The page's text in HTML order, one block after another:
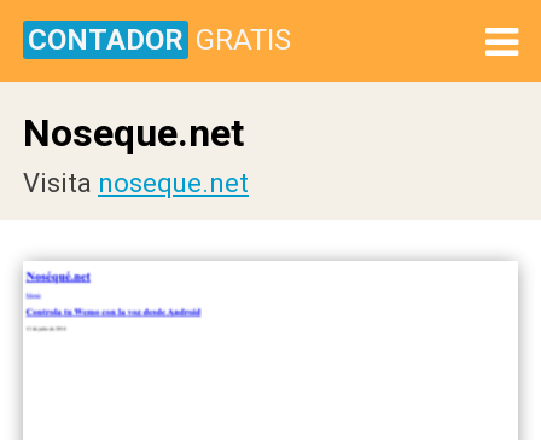
CONTADOR GRATIS
Noseque.net
Visita noseque.net